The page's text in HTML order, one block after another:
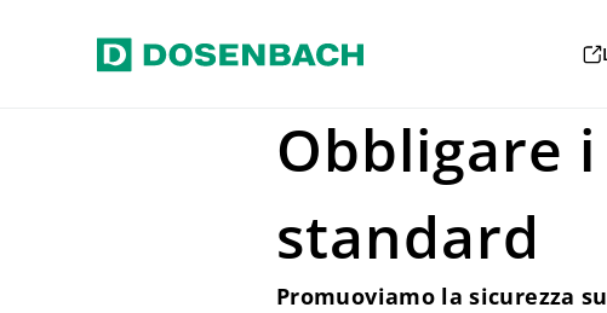
Vai al contenuto principaleHome Responsabilità
Obbligare
standard
Promuoviamo la sicurezza